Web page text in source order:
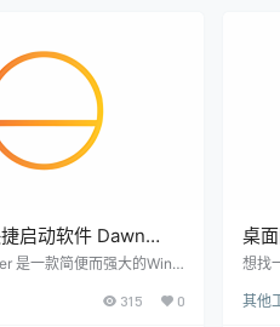
启动软件 Dawn
【软件个锤子
是一款简便而强大的Wind
速启动的灵感开发而成，能
315 0
桌
启
想找
这是
其他